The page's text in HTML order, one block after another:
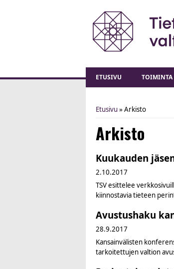
ETUSIVU TOIMINTA
Etusivu» Arkisto
Arkisto
Kuukauden
2.10.2017
TSV esittelee
kiinnostavia tieteen
Avustushaku
28.9.2017
Kansainvälisten
tarkoitettujen valtion